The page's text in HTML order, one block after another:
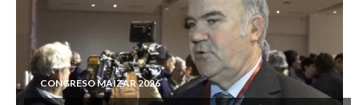
CONGRESO MAIZAR 2026